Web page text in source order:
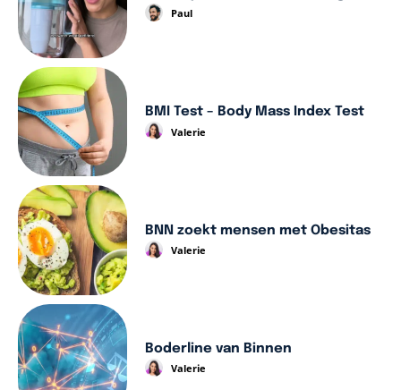
Paul
BMI Test – Body Mass Index Test
Valerie
BNN zoekt mensen met Obesitas
Valerie
Boderline van Binnen
Valerie